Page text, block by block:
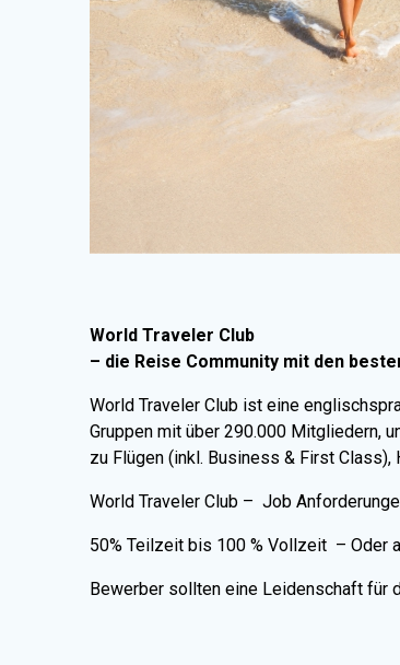
World Traveler Club
– die Reise Community mit den
World Traveler Club ist eine
Gruppen mit über 290.000 Mitgliedern,
zu Flügen (inkl. Business & First
World Traveler Club – Job
50% Teilzeit bis 100 % Vollzeit – Oder
Bewerber sollten eine Leidenschaft für